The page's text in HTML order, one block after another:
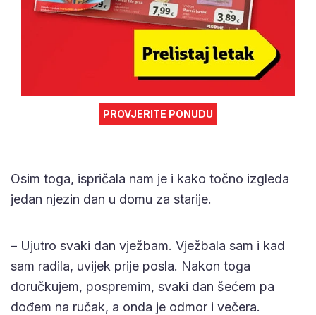
PROVJERITE PONUDU
Osim toga, ispričala nam je i kako točno izgleda
jedan njezin dan u domu za starije.
– Ujutro svaki dan vježbam. Vježbala sam i kad
sam radila, uvijek prije posla. Nakon toga
doručkujem, pospremim, svaki dan šećem pa
dođem na ručak, a onda je odmor i večera.